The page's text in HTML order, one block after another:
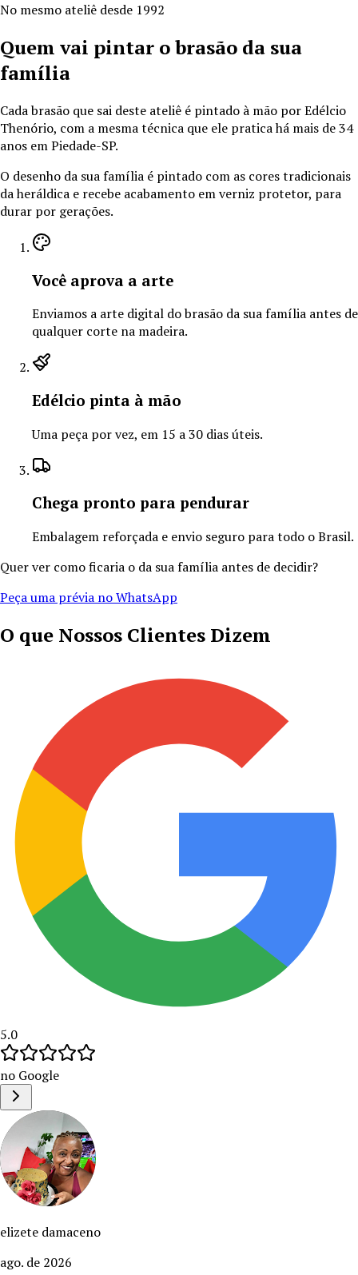
No mesmo ateliê desde 1992
Quem vai pintar o brasão da sua
família
Cada brasão que sai deste ateliê é pintado à mão por Edélcio
Thenório, com a mesma técnica que ele pratica há mais de34
anos em Piedade-SP.
O desenho da sua família é pintado com as cores tradicionais
da heráldica e recebe acabamento em verniz protetor, para
durar por gerações.
Você aprova a arte
Enviamos a arte digital do brasão da sua família antes de
qualquer corte na madeira.
Edélcio pinta à mão
Uma peça por vez, em 15 a 30 dias úteis.
Chega pronto para pendurar
Embalagem reforçada e envio seguro para todo o Brasil.
Quer ver como ficaria o da sua família antes de decidir?
Peça uma prévia no WhatsApp
O que Nossos Clientes Dizem
5.0
no Google
elizete damaceno
ago. de 2026